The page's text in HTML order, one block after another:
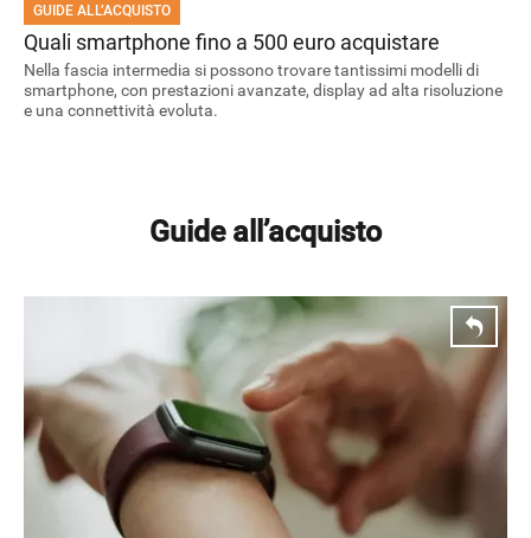
GUIDE ALL’ACQUISTO
Quali smartphone fino a 500 euro acquistare
Nella fascia intermedia si possono trovare tantissimi modelli di
smartphone, con prestazioni avanzate, display ad alta risoluzione
e una connettività evoluta.
Guide all’acquisto